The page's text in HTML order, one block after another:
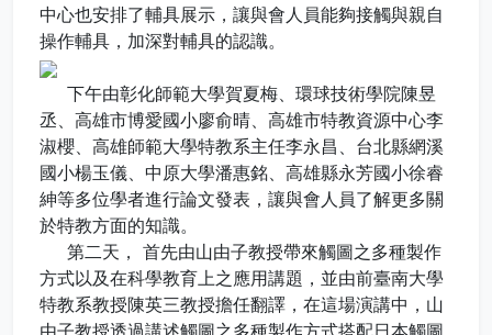
中心也安排了輔具展示，讓與會人員能夠接觸與親自
操作輔具，加深對輔具的認識。
下午由彰化師範大學賀夏梅、環球技術學院陳昱
丞、高雄市博愛國小廖俞晴、高雄市特教資源中心李
淑櫻、高雄師範大學特教系主任李永昌、台北縣網溪
國小楊玉儀、中原大學潘惠銘、高雄縣永芳國小徐睿
紳等多位學者進行論文發表，讓與會人員了解更多關
於特教方面的知識。
第二天， 首先由山由子教授帶來觸圖之多種製作
方式以及在科學教育上之應用講題，並由前臺南大學
特教系教授陳英三教授擔任翻譯，在這場演講中，山
由子教授透過講述觸圖之多種製作方式搭配日本觸圖